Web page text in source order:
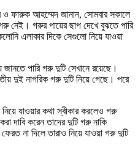
ও ফারুক আহম্মেদ জানান, সোমবার সকালে
নেই। গরুর পায়ের ছাপ দেখে বুঝতে পারি
এলাকার দিকে সেগুলো নিয়ে যাওয়া
পারি গরু দুটি সেখানে রয়েছে।
দুই নাগরিক গরু দুটি নিয়ে গেছে। পরে
যাওয়ার কথা স্বীকার করলেও গরু
দাবি করেন তাদের দুটি গরু নাকি
না দিলে তারাও নিয়ে যাওয়া গরু দুটি